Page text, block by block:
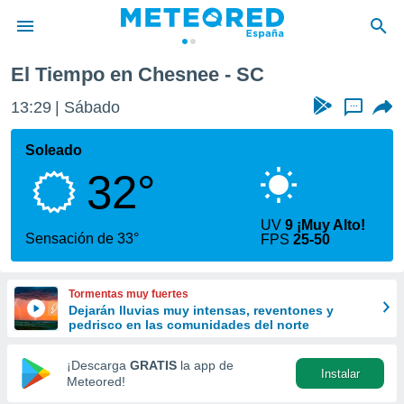
de
por
que se
calidad.
a este
las
y
forma
digital
basada
El Tiempo en Chesnee - SC
13:29 Sábado ...
Soleado
32°
Sensación de 33°
UV9 ¡Muy Alto!
FPS25-50
Tormentas muy fuertes
Dejarán lluvias muy intensas, reventones y
pedrisco en las comunidades del norte
¡Descarga GRATIS la app de
Meteored!
Instalar